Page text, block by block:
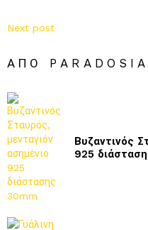
Next post
ΑΠΌ
Βυζαντινός
925